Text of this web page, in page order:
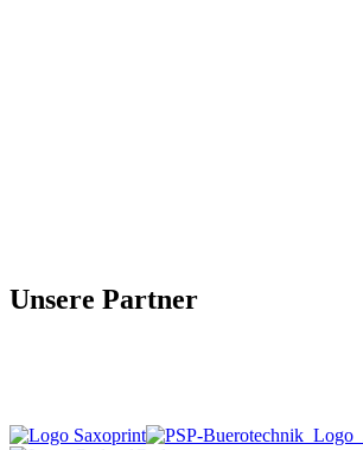
Unsere Partner